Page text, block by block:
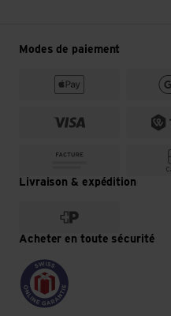
Modes de paiement
Livraison & expédition
Acheter en toute sécurité